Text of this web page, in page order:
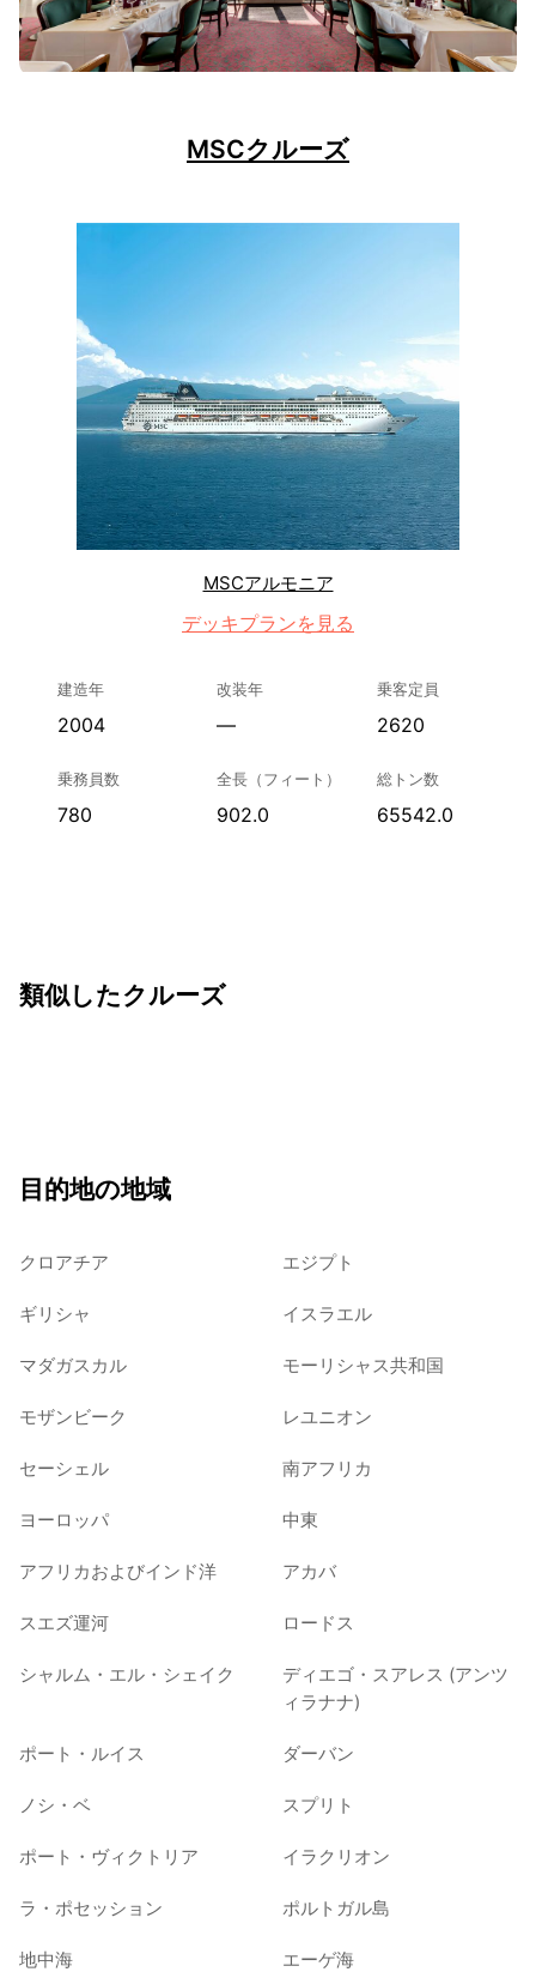
MSCクルーズ
MSCアルモニア
デッキプランを見る
建造年
2004
改装年
—
乗客定員
2620
乗務員数
780
全長（フィート）
902.0
総トン数
65542.0
類似したクルーズ
目的地の地域
クロアチア エジプト
ギリシャ イスラエル
マダガスカル モーリシャス共和国
モザンビーク レユニオン
セーシェル 南アフリカ
ヨーロッパ 中東
アフリカおよびインド洋 アカバ
スエズ運河 ロードス
シャルム・エル・シェイク
ディエゴ・スアレス (アンツ
ィラナナ)
ポート・ルイス ダーバン
ノシ・ベ スプリト
ポート・ヴィクトリア イラクリオン
ラ・ポセッション ポルトガル島
地中海 エーゲ海